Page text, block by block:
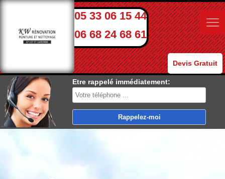
05 33 06 15 44
06 68 24 68 61
Devis Gratuit
Etre rappelé immédiatement: